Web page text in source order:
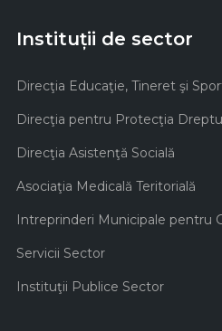
Instituții de sector
Direcţia Educaţie, Tineret şi
Direcţia pentru Protecţia
Direcţia Asistenţă Socială
Asociaţia Medicală Teritorială
Intreprinderi Municipale pentru
Servicii Sector
Instituţii Publice Sector